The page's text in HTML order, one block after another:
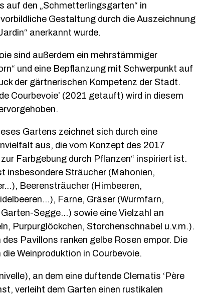
auf den „Schmetterlingsgarten“ in
Gestaltung durch die Auszeichnung
anerkannt wurde.
sind außerdem ein mehrstämmiger
und eine Bepflanzung mit Schwerpunkt auf
der gärtnerischen Kompetenz der Stadt.
Courbevoie’ (2021 getauft) wird in diesem
Gartens zeichnet sich durch eine
aus, die vom Konzept des 2017
Farbgebung durch Pflanzen“ inspiriert ist.
insbesondere Sträucher (Mahonien,
Beerensträucher (Himbeeren,
Farne, Gräser (Wurmfarn,
Segge...) sowie eine Vielzahl an
Purpurglöckchen, Storchenschnabel u.v.m.).
Pavillons ranken gelbe Rosen empor. Die
Weinproduktion in Courbevoie.
an dem eine duftende Clematis ‘Père
verleiht dem Garten einen rustikalen